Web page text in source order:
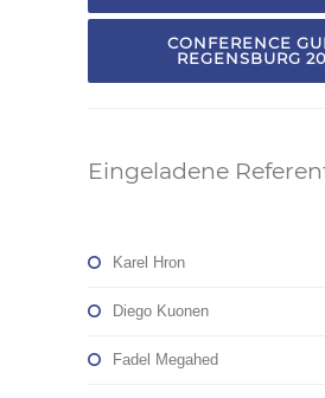
CONFERENCE
REGENSBURG
Eingeladene
Karel Hron
Diego Kuonen
Fadel Megahed